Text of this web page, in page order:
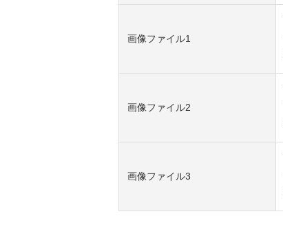
画像ファイル1
画像ファイル2
画像ファイル3